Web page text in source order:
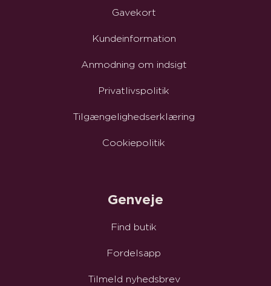
Gavekort
Kundeinformation
Anmodning om indsigt
Privatlivspolitik
Tilgængelighedserklæring
Cookiepolitik
Genveje
Find butik
Fordelsapp
Tilmeld nyhedsbrev